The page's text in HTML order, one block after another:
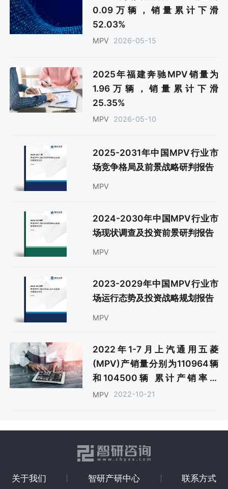
0.09万辆，销量累计下滑
52.03%
MPV 2026-05-15
2025年福建奔驰MPV销量为
1.96万辆，销量累计下滑
25.35%
MPV 2026-05-10
2025-2031年中国MPV行业市
场竞争格局及前景战略研判报告
MPV
2024-2030年中国MPV行业市
场现状调查及投资前景研判报告
MPV
2023-2029年中国MPV行业市
场运行态势及投资战略规划报告
MPV
2022年1-7月上汽通用五菱
(MPV)产销量分别为110964辆
和104500辆 累计产销率为
94.17%
MPV 2022-10-21
关于我们 智研产研中心 联系方式